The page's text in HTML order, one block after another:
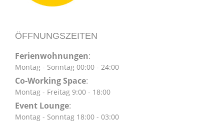
ÖFFNUNGSZEITEN
Ferienwohnungen:
Montag - Sonntag 00:00 - 24:00
Co-Working Space:
Montag - Freitag 9:00 - 18:00
Event Lounge:
Montag - Sonntag 18:00 - 03:00